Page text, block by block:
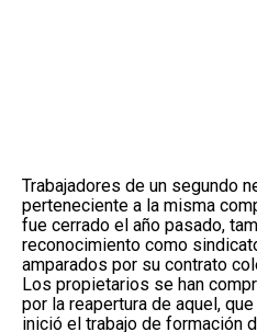
Trabajadores de un segundo
perteneciente a la misma
fue cerrado el año pasado,
reconocimiento como
amparados por su contrato
Los propietarios se han
por la reapertura de aquel,
inició el trabajo de formación